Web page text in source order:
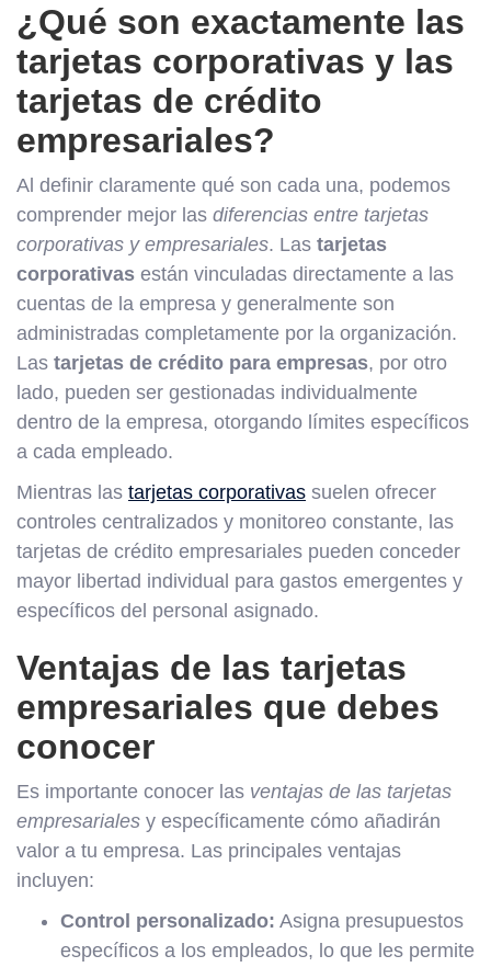
¿Qué son exactamente las
tarjetas corporativas y las
tarjetas de crédito
empresariales?
Al definir claramente qué son cada una, podemos
comprender mejor las diferencias entre tarjetas
corporativas y empresariales. Las tarjetas
corporativas están vinculadas directamente a las
cuentas de la empresa y generalmente son
administradas completamente por la organización.
Las tarjetas de crédito para empresas, por otro
lado, pueden ser gestionadas individualmente
dentro de la empresa, otorgando límites específicos
a cada empleado.
Mientras las tarjetas corporativas suelen ofrecer
controles centralizados y monitoreo constante, las
tarjetas de crédito empresariales pueden conceder
mayor libertad individual para gastos emergentes y
específicos del personal asignado.
Ventajas de las tarjetas
empresariales que debes
conocer
Es importante conocer las ventajas de las tarjetas
empresariales y específicamente cómo añadirán
valor a tu empresa. Las principales ventajas
incluyen:
Control personalizado: Asigna presupuestos
específicos a los empleados, lo que les permite